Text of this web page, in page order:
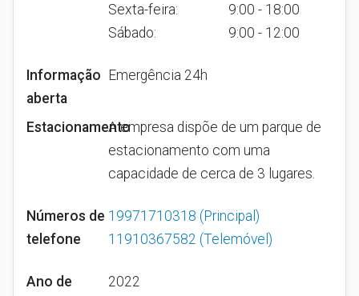
Sexta-feira:
9:00 - 18:00
Sábado:
9:00 - 12:00
Informação
aberta
Emergência 24h
EstacionamentoA empresa dispõe de um parque de
estacionamento com uma
capacidade de cerca de 3 lugares.
Números de
telefone
19971710318 (Principal)
11910367582 (Telemóvel)
Ano de
2022